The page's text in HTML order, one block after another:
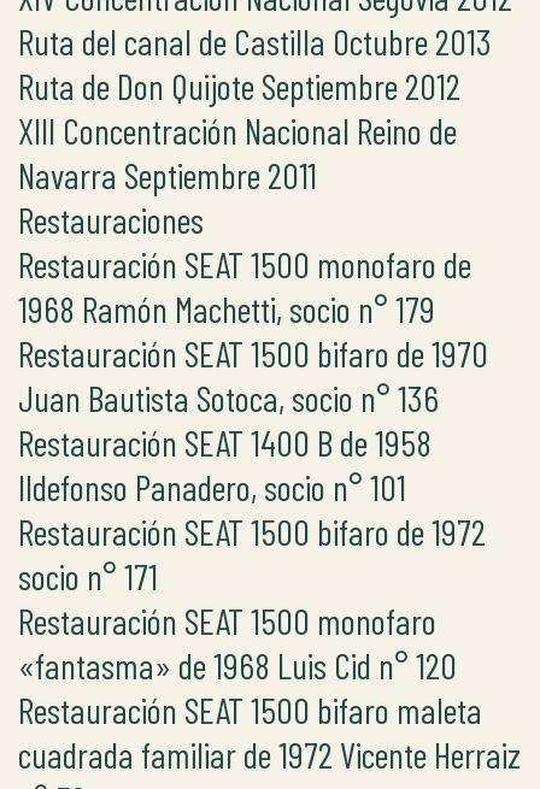
Ruta del canal de Castilla Octubre 2013
Ruta de Don Quijote Septiembre 2012
XIII Concentración Nacional Reino de
Navarra Septiembre 2011
Restauraciones
Restauración SEAT 1500 monofaro de
1968 Ramón Machetti, socio n° 179
Restauración SEAT 1500 bifaro de 1970
Juan Bautista Sotoca, socio n° 136
Restauración SEAT 1400 B de 1958
Ildefonso Panadero, socio n° 101
Restauración SEAT 1500 bifaro de 1972
socio n° 171
Restauración SEAT 1500 monofaro
«fantasma» de 1968 Luis Cid n° 120
Restauración SEAT 1500 bifaro maleta
cuadrada familiar de 1972 Vicente Herraiz